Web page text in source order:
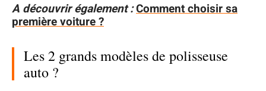
A découvrir également :Comment choisir sa
première voiture ?
Les 2 grands modèles de polisseuse
auto ?